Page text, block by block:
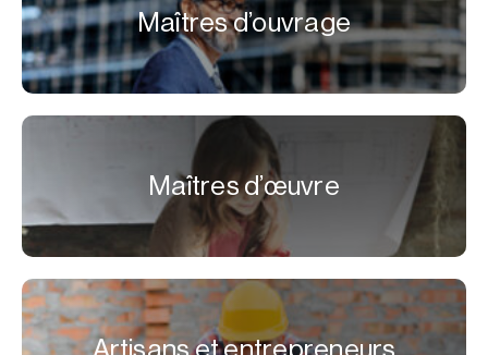
Maîtres d’ouvrage
Maîtres d’œuvre
Artisans et entrepreneurs